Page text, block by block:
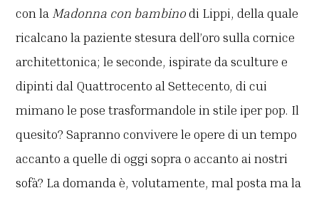
con la Madonna con bambinodi Lippi, della quale
ricalcano la paziente stesura dell’oro sulla cornice
architettonica; le seconde, ispirate da sculture e
dipinti dal Quattrocento al Settecento, di cui
mimano le pose trasformandole in stile iper pop. Il
quesito? Sapranno convivere le opere di un tempo
accanto a quelle di oggi sopra o accanto ai nostri
sofà? La domanda è, volutamente, mal posta ma la